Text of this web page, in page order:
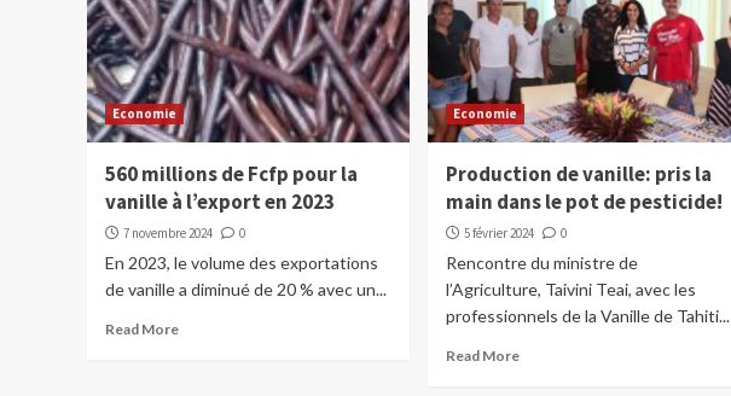
Economie
560 millions de Fcfp pour la
vanille à l’export en 2023
7 novembre 2024 0
En 2023, le volume des exportations
de vanille a diminué de 20 % avec un...
Read More
Economie
Production de vanille: pris la
main dans le pot de pesticide!
5 février 2024 0
Rencontre du ministre de
l’Agriculture, Taivini Teai, avec les
professionnels de la Vanille de Tahiti...
Read More